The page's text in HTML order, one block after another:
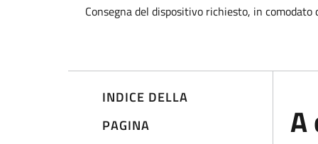
Consegna del dispositivo richiesto, in comodato
INDICE DELLA
PAGINA
A